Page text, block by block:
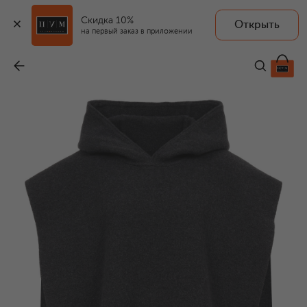
Скидка 10%
на первый заказ в приложении
Открыть
291 500 ₽